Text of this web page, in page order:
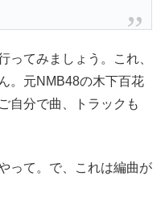
ってみましょう。これ、
。元NMB48の木下百花
自分で曲、トラックも
って。で、これは編曲が